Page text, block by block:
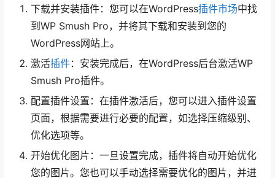
下载并安装插件：您可以在WordPress插件市场中找
到WP Smush Pro，并将其下载和安装到您的
WordPress网站上。
激活插件：安装完成后，在WordPress后台激活WP
Smush Pro插件。
配置插件设置：在插件激活后，您可以进入插件设置
页面，根据需要进行必要的配置，如选择压缩级别、
优化选项等。
开始优化图片：一旦设置完成，插件将自动开始优化
您的图片。您也可以手动选择需要优化的图片，并进